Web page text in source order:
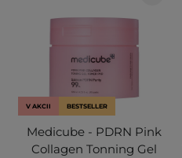
V AKCII BESTSELLER
Medicube - PDRN Pink
Collagen Tonning Gel